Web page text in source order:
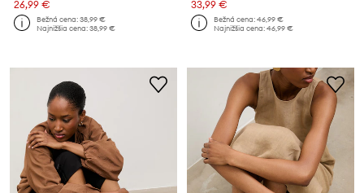
26,99 €
Bežná cena:38,99 €
Najnižšia cena:38,99 €
33,99 €
Bežná cena:46,99 €
Najnižšia cena:46,99 €